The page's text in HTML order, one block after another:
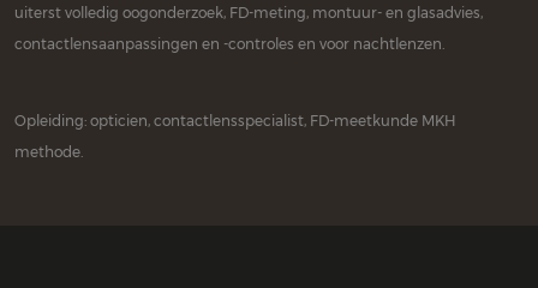
uiterst volledig oogonderzoek, FD-meting, montuur- en glasadvies,
contactlensaanpassingen en -controles en voor nachtlenzen.
Opleiding: opticien, contactlensspecialist, FD-meetkunde MKH
methode.